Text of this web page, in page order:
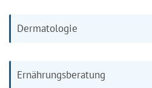
Dermatologie
Ernährungsberatung